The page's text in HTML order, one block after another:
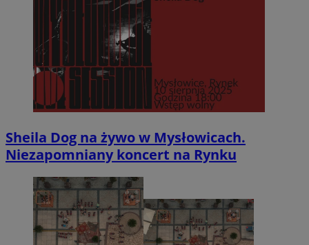
Sheila Dog na żywo w Mysłowicach.
Niezapomniany koncert na Rynku